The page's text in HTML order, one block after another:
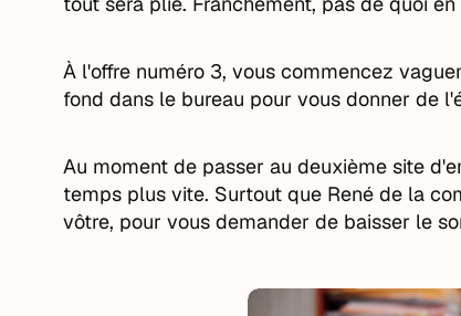
À l'offre numéro 3, vous commencez
fond dans le bureau pour vous donner de
Au moment de passer au deuxième site
temps plus vite. Surtout que René de la
vôtre, pour vous demander de baisser le